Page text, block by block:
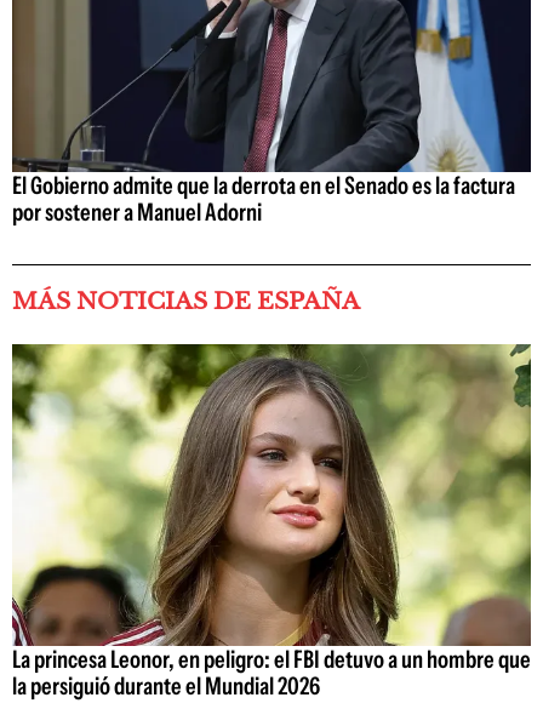
El Gobierno admite que la derrota en el Senado es la factura
por sostener a Manuel Adorni
MÁS NOTICIAS DE ESPAÑA
La princesa Leonor, en peligro: el FBI detuvo a un hombre que
la persiguió durante el Mundial 2026